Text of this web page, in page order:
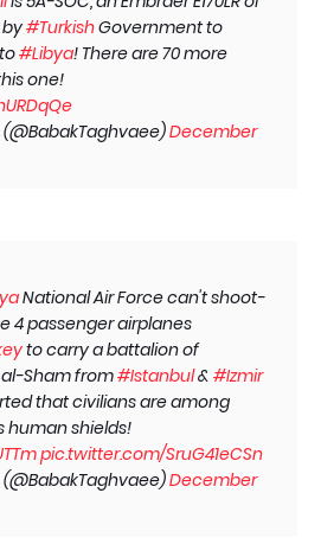
#TurkishGovernment to
#Libya! There are 70 more
one!
December
National Air Force can't shoot-
4 passenger airplanes
to carry a battalion of
al-Sham from#Istanbul& #Izmir
that civilians are among
human shields!
pic.twitter.com/SruG41eCSn
December